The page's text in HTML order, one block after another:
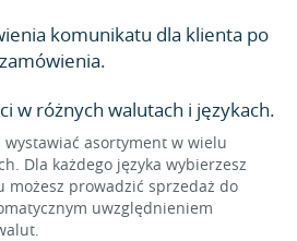
komunikatu dla klienta po
w różnych walutach i językach.
wystawiać asortyment w wielu
Dla każdego języka wybierzesz
możesz prowadzić sprzedaż do
uwzględnieniem